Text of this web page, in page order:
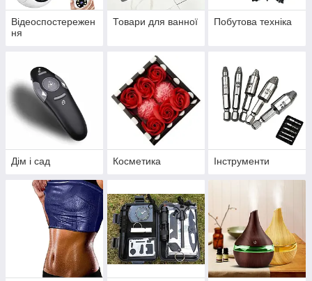
Відеоспостережен
ня
Товари для ванної Побутова техніка
Дім і сад Косметика Інструменти